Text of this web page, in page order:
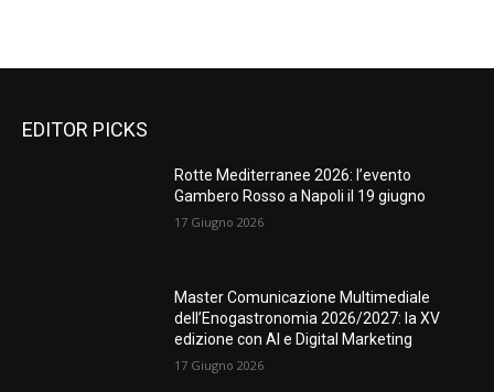
EDITOR PICKS
Rotte Mediterranee 2026: l’evento
Gambero Rosso a Napoli il 19 giugno
17 Giugno 2026
Master Comunicazione Multimediale
dell’Enogastronomia 2026/2027: la XV
edizione con AI e Digital Marketing
17 Giugno 2026